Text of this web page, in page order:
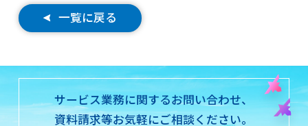
一覧に戻る
サービス業務に関するお問い合わせ、
資料請求等お気軽にご相談ください。